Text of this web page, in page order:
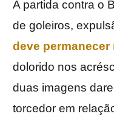
A partida contra o
de goleiros,
deve permanecer
dolorido nos
duas imagens
torcedor em